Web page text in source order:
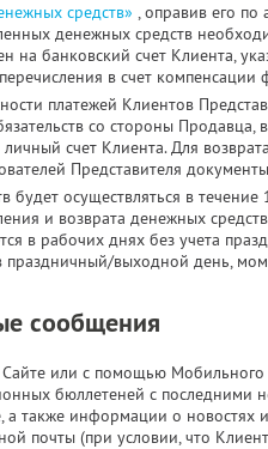
средств» , оправив его
денежных средств
на банковский счет Клиента,
в счет компенсации
платежей Клиентов
со стороны
счет Клиента. Для
Представителя
будет осуществляться в
и возврата денежных
в рабочих днях без учета
выходной день,
сообщения
или с помощью
бюллетеней с последними
также информации о новостях
почты (при условии, что